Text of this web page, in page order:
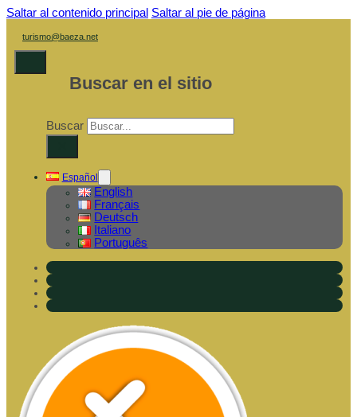
Saltar al contenido principal Saltar al pie de página
turismo@baeza.net
Buscar en el sitio
Buscar
Español
English
Français
Deutsch
Italiano
Português